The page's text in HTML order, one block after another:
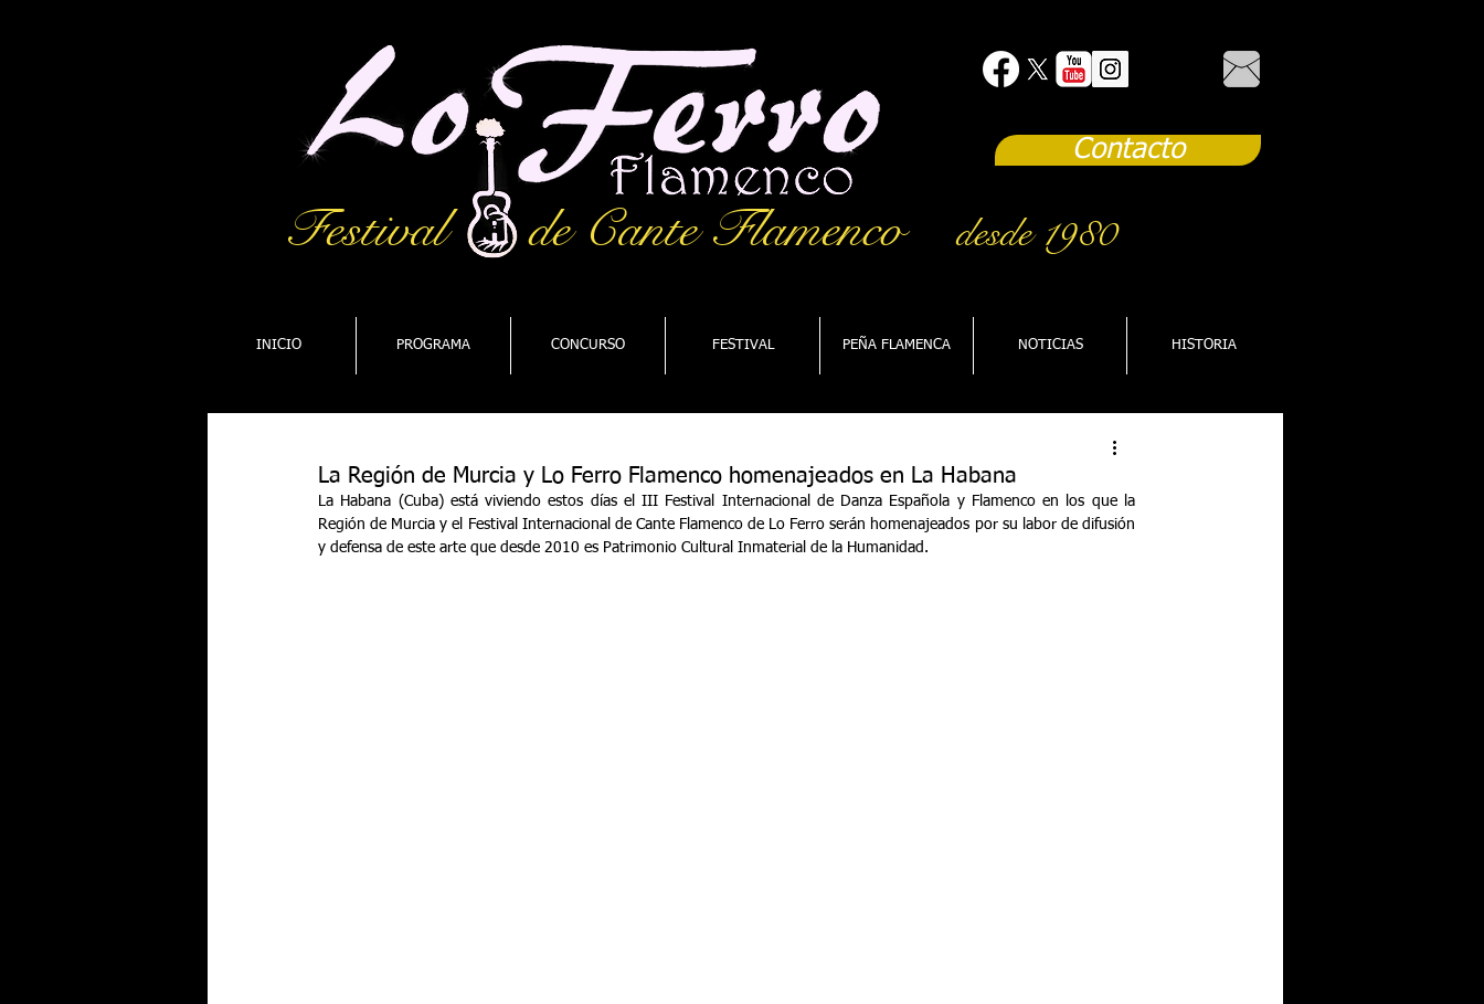
Contacto
Festival de Cante Flamencodesde 1980
INICIO PROGRAMA CONCURSO FESTIVAL PEÑA FLAMENCA NOTICIAS HISTORIA
La Región de Murcia y Lo Ferro Flamenco homenajeados en La Habana
La Habana (Cuba) está viviendo estos días el III Festival Internacional de Danza Española y Flamenco en los que la
Región de Murcia y el Festival Internacional de Cante Flamenco de Lo Ferro serán homenajeados por su labor de difusión
y defensa de este arte que desde 2010 es Patrimonio Cultural Inmaterial de la Humanidad.